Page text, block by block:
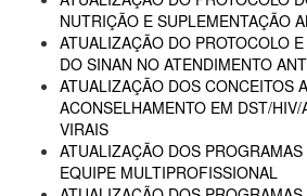
NUTRIÇÃO E SUPLEMENTAÇÃO
ATUALIZAÇÃO DO PROTOCOLO
DO SINAN NO ATENDIMENTO
ATUALIZAÇÃO DOS CONCEITOS
ACONSELHAMENTO EM DST/HIV/
VIRAIS
ATUALIZAÇÃO DOS PROGRAMAS
EQUIPE MULTIPROFISSIONAL